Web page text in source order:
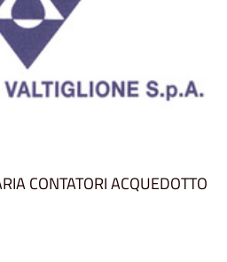
CONTATORI ACQUEDOTTO